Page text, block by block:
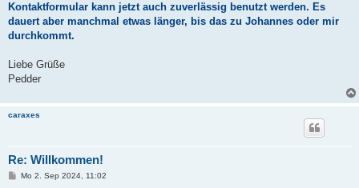
Kontaktformular kann jetzt auch zuverlässig benutzt werden. Es
dauert aber manchmal etwas länger, bis das zu Johannes oder mir
durchkommt.
Liebe Grüße
Pedder
caraxes
Re: Willkommen!
BMo 2. Sep 2024, 11:02